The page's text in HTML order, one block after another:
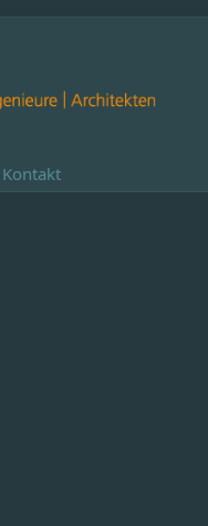
Kontakt